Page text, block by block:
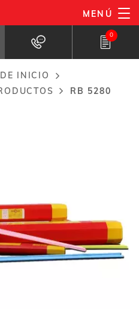
MENÚ
0
AÑADIR A MI LISTA
INICIO
RB 5280